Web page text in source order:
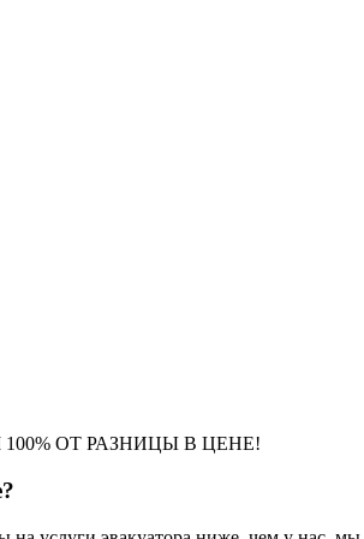
ОТ РАЗНИЦЫ В ЦЕНЕ!